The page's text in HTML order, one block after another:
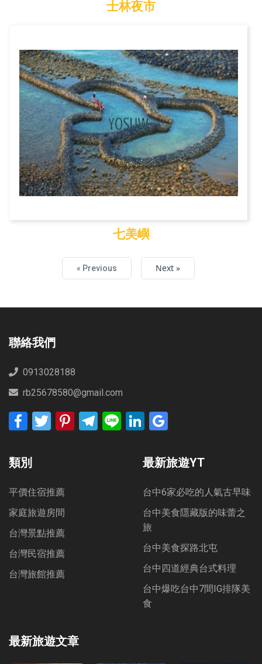
士林夜市
七美嶼
七美嶼
« Previous Next »
聯絡我們
0913028188
rb25678580@gmail.com
FacebookTwitter PinterestTelegram
Line LinkedIn
類別
平價住宿推薦
家庭旅遊房間
台灣景點推薦
台灣民宿推薦
台灣旅館推薦
最新旅遊文章
最新旅遊YT
台中6家必吃的人氣古早味
台中美食隱藏版的味蕾之
旅
台中美食探路北屯
台中四道經典台式料理
台中爆吃台中7間IG排隊美
食